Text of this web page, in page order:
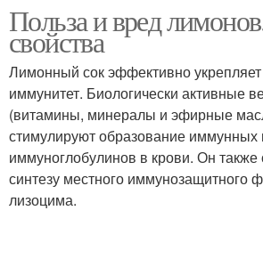
Польза и вред
свойства
Лимонный сок эффективно
иммунитет. Биологически активные
(витамины, минералы и эфирные
стимулируют образование иммунных
иммуноглобулинов в крови. Он также
синтезу местного иммунозащитного
лизоцима.